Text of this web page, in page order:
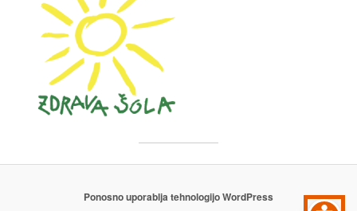
Ponosno uporablja tehnologijo WordPress